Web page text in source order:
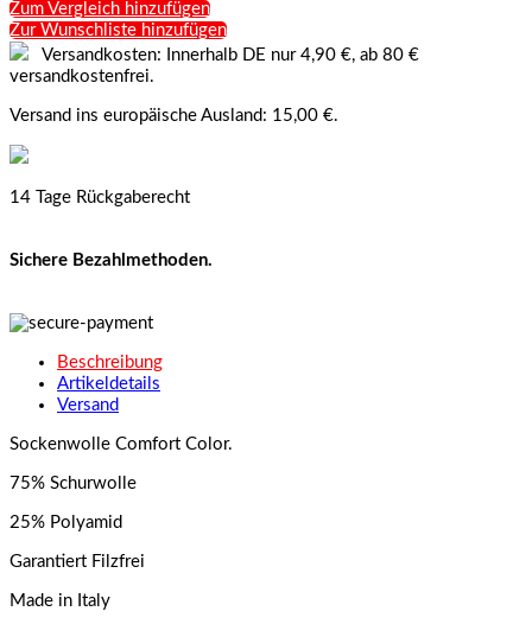
Zum Vergleich hinzufügen
Zur Wunschliste hinzufügen
Versandkosten: Innerhalb DE nur 4,90 €, ab 80 €
versandkostenfrei.
Versand ins europäische Ausland: 15,00 €.
14 Tage Rückgaberecht
Sichere Bezahlmethoden.
Beschreibung
Artikeldetails
Versand
Sockenwolle Comfort Color.
75% Schurwolle
25% Polyamid
Garantiert Filzfrei
Made in Italy